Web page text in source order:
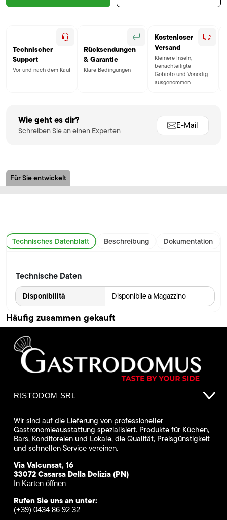
Technischer
Support
Vor und nach dem Kauf
Rücksendungen
& Garantie
Klare Bedingungen
Kostenloser
Versand
Kleinere Inseln,
benachteiligte
Gebiete und Venedig
ausgenommen
Wie geht es dir?
Schreiben Sie an einen Experten
E-Mail
Für Sie entwickelt
Technisches Datenblatt Beschreibung Dokumentation
Technische Daten
Disponibilità Disponibile a Magazzino
Häufig zusammen gekauft
RISTODOM SRL
Wir sind auf die Lieferung von professioneller
Gastronomieausstattung spezialisiert. Produkte für Küchen,
Bars, Konditoreien und Lokale, die Qualität, Preisgünstigkeit
und schnellen Service vereinen.
Via Valcunsat, 16
33072 Casarsa Della Delizia (PN)
In Karten öffnen
Rufen Sie uns an unter:
(+39) 0434 86 92 32